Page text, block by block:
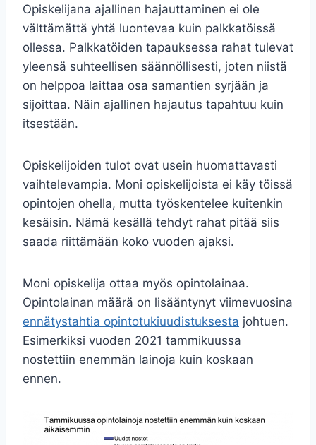
Opiskelijana ajallinen hajauttaminen ei ole
välttämättä yhtä luontevaa kuin palkkatöissä
ollessa. Palkkatöiden tapauksessa rahat tulevat
yleensä suhteellisen säännöllisesti, joten niistä
on helppoa laittaa osa samantien syrjään ja
sijoittaa. Näin ajallinen hajautus tapahtuu kuin
itsestään.
Opiskelijoiden tulot ovat usein huomattavasti
vaihtelevampia. Moni opiskelijoista ei käy töissä
opintojen ohella, mutta työskentelee kuitenkin
kesäisin. Nämä kesällä tehdyt rahat pitää siis
saada riittämään koko vuoden ajaksi.
Moni opiskelija ottaa myös opintolainaa.
Opintolainan määrä on lisääntynyt viimevuosina
ennätystahtia opintotukiuudistuksesta johtuen.
Esimerkiksi vuoden 2021 tammikuussa
nostettiin enemmän lainoja kuin koskaan
ennen.